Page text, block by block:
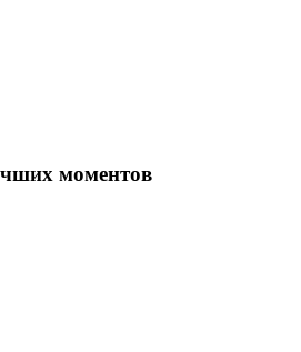
моментов